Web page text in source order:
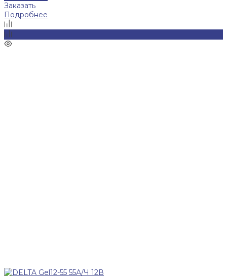
Заказать
Подробнее